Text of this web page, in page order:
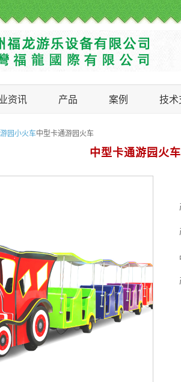
资讯 产品 案例 技术
游园小火车中型卡通游园火车
中型卡通游园火车